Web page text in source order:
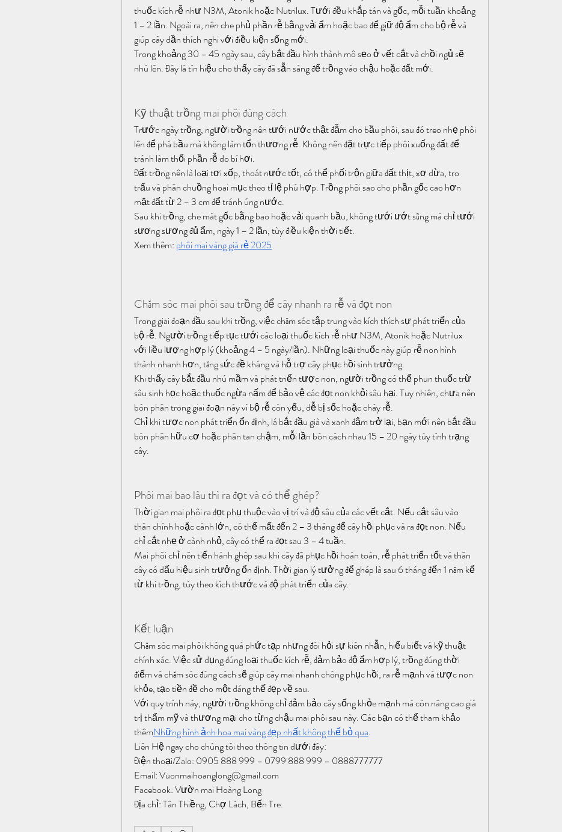
thuốc kích rễ như N3M, Atonik hoặc Nutrilux. Tưới đều khắp tán và gốc, mỗi tuần khoảng
1 – 2 lần. Ngoài ra, nên che phủ phần rễ bằng vải ẩm hoặc bao để giữ độ ẩm cho bộ rễ và
giúp cây dần thích nghi với điều kiện sống mới.
Trong khoảng 30 – 45 ngày sau, cây bắt đầu hình thành mô sẹo ở vết cắt và chồi ngủ sẽ
nhú lên. Đây là tín hiệu cho thấy cây đã sẵn sàng để trồng vào chậu hoặc đất mới.
Kỹ thuật trồng mai phôi đúng cách
Trước ngày trồng, người trồng nên tưới nước thật đẫm cho bầu phôi, sau đó treo nhẹ phôi
lên để phá bầu mà không làm tổn thương rễ. Không nên đặt trực tiếp phôi xuống đất để
tránh làm thối phần rễ do bí hơi.
Đất trồng nên là loại tơi xốp, thoát nước tốt, có thể phối trộn giữa đất thịt, xơ dừa, tro
trấu và phân chuồng hoai mục theo tỉ lệ phù hợp. Trồng phôi sao cho phần gốc cao hơn
mặt đất từ 2 – 3 cm để tránh úng nước.
Sau khi trồng, che mát gốc bằng bao hoặc vải quanh bầu, không tưới ướt sũng mà chỉ tưới
sương sương đủ ẩm, ngày 1 – 2 lần, tùy điều kiện thời tiết.
Xem thêm: phôi mai vàng giá rẻ 2025
Chăm sóc mai phôi sau trồng để cây nhanh ra rễ và đọt non
Trong giai đoạn đầu sau khi trồng, việc chăm sóc tập trung vào kích thích sự phát triển của
bộ rễ. Người trồng tiếp tục tưới các loại thuốc kích rễ như N3M, Atonik hoặc Nutrilux
với liều lượng hợp lý (khoảng 4 – 5 ngày/lần). Những loại thuốc này giúp rễ non hình
thành nhanh hơn, tăng sức đề kháng và hỗ trợ cây phục hồi sinh trưởng.
Khi thấy cây bắt đầu nhú mầm và phát triển tược non, người trồng có thể phun thuốc trừ
sâu sinh học hoặc thuốc ngừa nấm để bảo vệ các đọt non khỏi sâu hại. Tuy nhiên, chưa nên
bón phân trong giai đoạn này vì bộ rễ còn yếu, dễ bị sốc hoặc cháy rễ.
Chỉ khi tược non phát triển ổn định, lá bắt đầu già và xanh đậm trở lại, bạn mới nên bắt đầu
bón phân hữu cơ hoặc phân tan chậm, mỗi lần bón cách nhau 15 – 20 ngày tùy tình trạng
cây.
Phôi mai bao lâu thì ra đọt và có thể ghép?
Thời gian mai phôi ra đọt phụ thuộc vào vị trí và độ sâu của các vết cắt. Nếu cắt sâu vào
thân chính hoặc cành lớn, có thể mất đến 2 – 3 tháng để cây hồi phục và ra đọt non. Nếu
chỉ cắt nhẹ ở cành nhỏ, cây có thể ra đọt sau 3 – 4 tuần.
Mai phôi chỉ nên tiến hành ghép sau khi cây đã phục hồi hoàn toàn, rễ phát triển tốt và thân
cây có dấu hiệu sinh trưởng ổn định. Thời gian lý tưởng để ghép là sau 6 tháng đến 1 năm kể
từ khi trồng, tùy theo kích thước và độ phát triển của cây.
Kết luận
Chăm sóc mai phôi không quá phức tạp nhưng đòi hỏi sự kiên nhẫn, hiểu biết và kỹ thuật
chính xác. Việc sử dụng đúng loại thuốc kích rễ, đảm bảo độ ẩm hợp lý, trồng đúng thời
điểm và chăm sóc đúng cách sẽ giúp cây mai nhanh chóng phục hồi, ra rễ mạnh và tược non
khỏe, tạo tiền đề cho một dáng thế đẹp về sau.
Với quy trình này, người trồng không chỉ đảm bảo cây sống khỏe mạnh mà còn nâng cao giá
trị thẩm mỹ và thương mại cho từng chậu mai phôi sau này. Các bạn có thể tham khảo
thêmNhững hình ảnh hoa mai vàng đẹp nhất không thể bỏ qua.
Liên Hệ ngay cho chúng tôi theo thông tin dưới đây:
Điện thoại/Zalo: 0905 888 999 – 0799 888 999 – 0888777777
Email: Vuonmaihoanglong@gmail.com
Facebook: Vườn mai Hoàng Long
Địa chỉ: Tân Thiềng, Chợ Lách, Bến Tre.